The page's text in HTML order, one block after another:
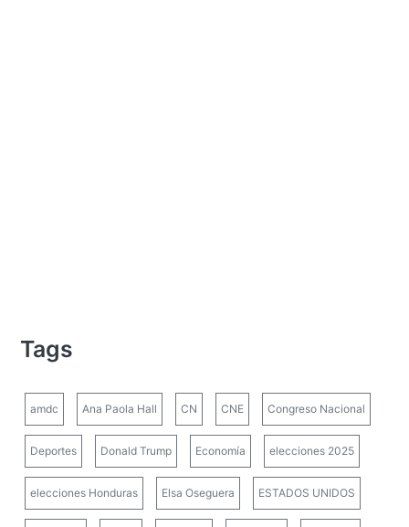
Tags
amdc Ana Paola Hall CN CNE Congreso Nacional
Deportes Donald Trump Economía elecciones 2025
elecciones Honduras Elsa Oseguera ESTADOS UNIDOS